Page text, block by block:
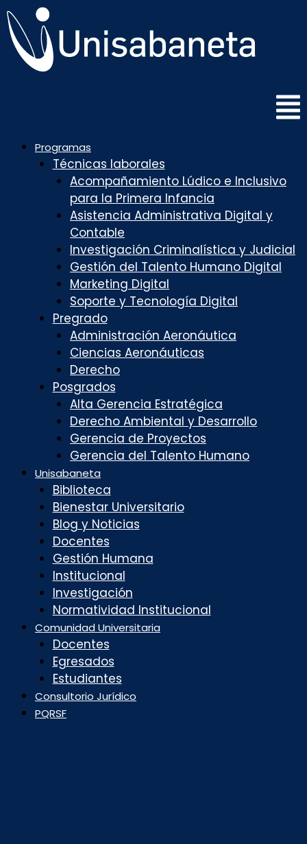
Saltar
al
contenido
Programas
Técnicas laborales
Acompañamiento Lúdico e Inclusivo
para la Primera Infancia
Asistencia Administrativa Digital y
Contable
Investigación Criminalística y Judicial
Gestión del Talento Humano Digital
Marketing Digital
Soporte y Tecnología Digital
Pregrado
Administración Aeronáutica
Ciencias Aeronáuticas
Derecho
Posgrados
Alta Gerencia Estratégica
Derecho Ambiental y Desarrollo
Gerencia de Proyectos
Gerencia del Talento Humano
Unisabaneta
Biblioteca
Bienestar Universitario
Blog y Noticias
Docentes
Gestión Humana
Institucional
Investigación
Normatividad Institucional
Comunidad Universitaria
Docentes
Egresados
Estudiantes
Consultorio Jurídico
PQRSF